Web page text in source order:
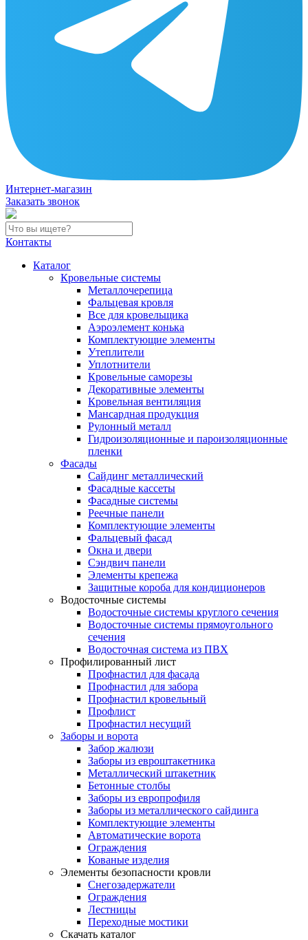
Интернет-магазин
Заказать звонок
Контакты
Каталог
Кровельные системы
Металлочерепица
Фальцевая кровля
Все для кровельщика
Аэроэлемент конька
Комплектующие элементы
Утеплители
Уплотнители
Кровельные саморезы
Декоративные элементы
Кровельная вентиляция
Мансардная продукция
Рулонный металл
Гидроизоляционные и пароизоляционные
пленки
Фасады
Сайдинг металлический
Фасадные кассеты
Фасадные системы
Реечные панели
Комплектующие элементы
Фальцевый фасад
Окна и двери
Сэндвич панели
Элементы крепежа
Защитные короба для кондиционеров
Водосточные системы
Водосточные системы круглого сечения
Водосточные системы прямоугольного
сечения
Водосточная система из ПВХ
Профилированный лист
Профнастил для фасада
Профнастил для забора
Профнастил кровельный
Профлист
Профнастил несущий
Заборы и ворота
Забор жалюзи
Заборы из евроштакетника
Металлический штакетник
Бетонные столбы
Заборы из европрофиля
Заборы из металлического сайдинга
Комплектующие элементы
Автоматические ворота
Ограждения
Кованые изделия
Элементы безопасности кровли
Снегозадержатели
Ограждения
Лестницы
Переходные мостики
Скачать каталог